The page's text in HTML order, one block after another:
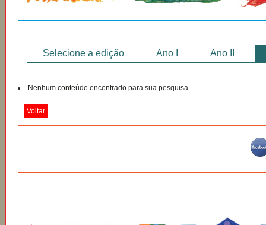
Selecione a edição Ano I Ano II
Nenhum conteúdo encontrado para sua pesquisa.
Voltar